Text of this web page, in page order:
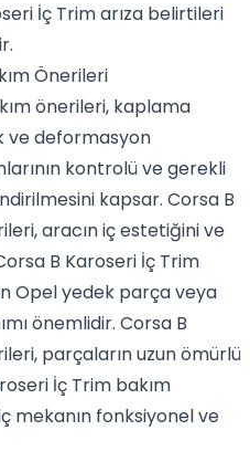
İç Trim arıza belirtileri
Önerileri
önerileri, kaplama
ve deformasyon
kontrolü ve gerekli
kapsar. Corsa B
aracın iç estetiğini ve
B Karoseri İç Trim
Opel yedek parça veya
önemlidir. Corsa B
parçaların uzun ömürlü
İç Trim bakım
mekanın fonksiyonel ve